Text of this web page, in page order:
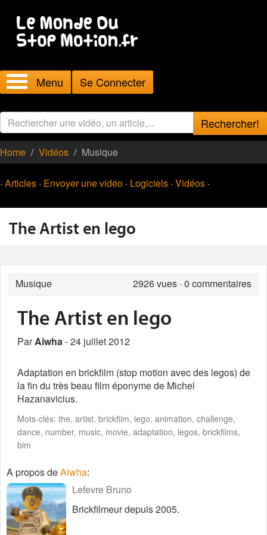
Menu Se Connecter
Rechercher!
Home Vidéos Musique
· Articles · Envoyer une vidéo · Logiciels · Vidéos ·
The Artist en lego
Musique 2926vues · 0 commentaires
The Artist en lego
ParAiwha- 24 juillet 2012
Adaptation en brickfilm (stop motion avec des legos) de
la fin du très beau film éponyme de Michel
Hazanavicius.
Mots-clés: the, artist, brickfilm, lego, animation, challenge,
dance, number, music, movie, adaptation, legos, brickfilms,
bim
A propos deAiwha:
Lefevre Bruno
Brickfilmeur depuis 2005.